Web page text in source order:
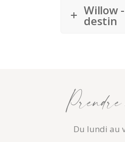
Willow
destin
Du lundi au